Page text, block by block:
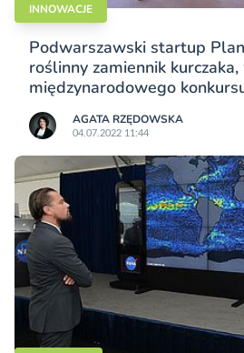
INNOWACJE
Podwarszawski startup
roślinny zamiennik
międzynarodowego
AGATA RZĘDOWSKA
04.07.2022 11:44